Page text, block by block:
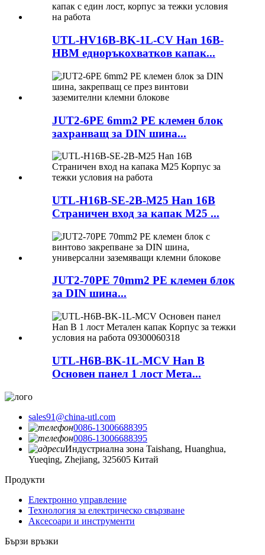
UTL-HV16B-BK-1L-CV Han 16B-
HBM едноръкохватков капак...
JUT2-6PE 6mm2 PE клемен блок
захранващ за DIN шина...
UTL-H16B-SE-2B-M25 Han 16B
Страничен вход за капак M25 ...
JUT2-70PE 70mm2 PE клемен блок
за DIN шина...
UTL-H6B-BK-1L-MCV Han B
Основен панел 1 лост Мета...
sales91@china-utl.com
0086-13006688395
0086-13006688395
Индустриална зона Taishang, Huanghua,
Yueqing, Zhejiang, 325605 Китай
Продукти
Електронно управление
Технология за електрическо свързване
Аксесоари и инструменти
Бързи връзки